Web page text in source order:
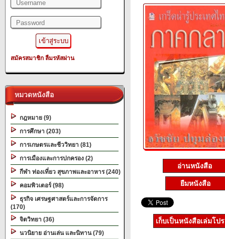
สมัครสมาชิก ลืมรหัสผ่าน
หมวดหนังสือ
กฎหมาย (9)
การศึกษา (203)
การเกษตรและชีววิทยา (81)
การเมืองและการปกครอง (2)
กีฬา ท่องเที่ยว สุขภาพและอาหาร (240)
คอมพิวเตอร์ (98)
ธุรกิจ เศรษฐศาสตร์และการจัดการ
(170)
จิตวิทยา (36)
นวนิยาย อ่านเล่น และนิทาน (79)
อ่านหนังสือ
ยืมหนังสือ
เก็บเป็นหนังสือเล่มโป